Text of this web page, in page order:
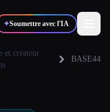
✦Soumettre avec l'IA
et créateur
BASE44